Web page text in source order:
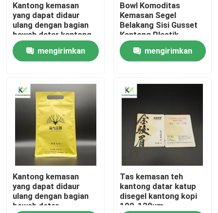
Tentang kami
Tur Pabrik
Kontrol kualitas
Hubungi Kami
Permintaan Penawaran
Kantong Plastik
Kantong kemasan yang dapat dikompos
Kantong kemasan
yang dapat didaur
ulang dengan bagian
bawah datar kantong
kopi berdiri
mengirimkan
Bowl Komoditas
Kemasan Segel
Belakang Sisi Gusset
Kantong Plastik
Ketebalan 120um
mengirimkan
Kantong kemasan
yang dapat didaur
ulang dengan bagian
bawah datar
Tas kemasan teh
kantong datar katup
disegel kantong kopi
100-120um